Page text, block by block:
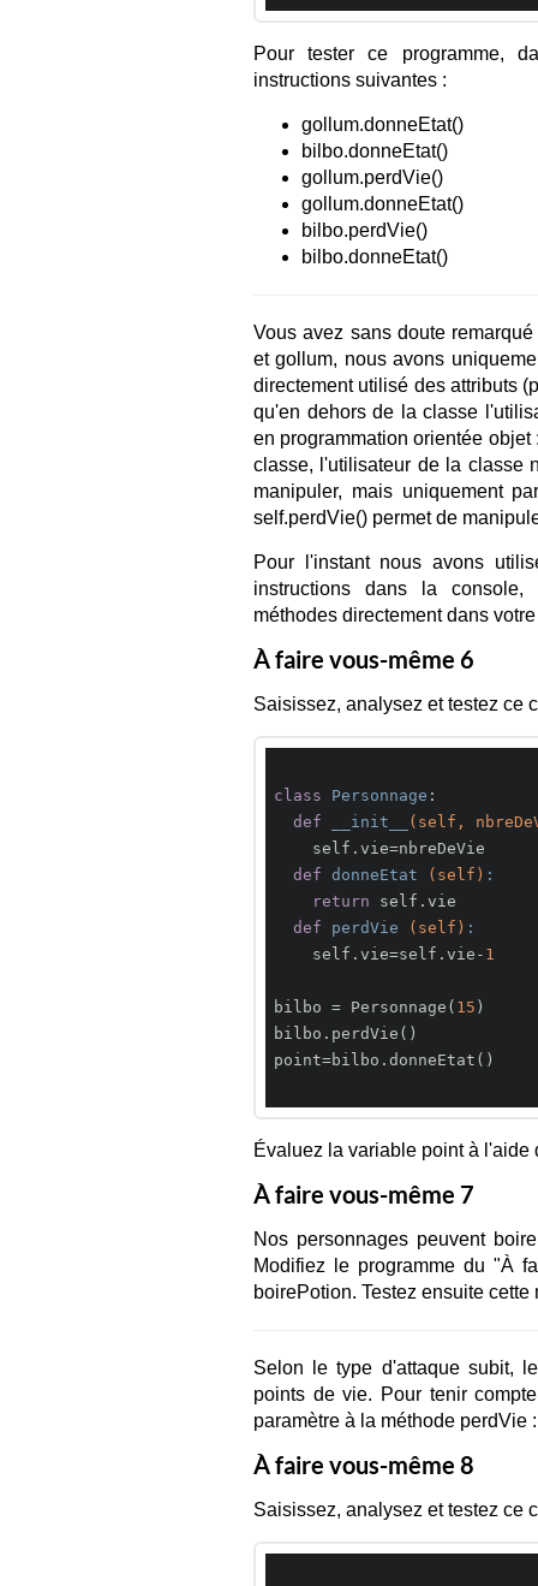
Pour tester ce programme,
instructions suivantes :
gollum.donneEtat()
bilbo.donneEtat()
gollum.perdVie()
gollum.donneEtat()
bilbo.perdVie()
bilbo.donneEtat()
Vous avez sans doute
et gollum, nous avons
directement utilisé des attributs
qu'en dehors de la classe
en programmation orientée
classe, l'utilisateur de la classe
manipuler, mais uniquement
self.perdVie() permet de
Pour l'instant nous avons
instructions dans la
méthodes directement dans
À faire vous-même 6
Saisissez, analysez et testez ce
class Personnage :
def
__init__
(self,
def donneEtat (self) :
return self.vie
def
perdVie (self) :
    self.vie=self.vie-
1
bilbo = Personnage( 15 )
bilbo.perdVie()
point=bilbo.donneEtat()
Évaluez la variable point à l'aide
À faire vous-même 7
Nos personnages peuvent
Modifiez le programme du "À
boirePotion. Testez ensuite
Selon le type d'attaque subit,
points de vie. Pour tenir
paramètre à la méthode perdVie :
À faire vous-même 8
Saisissez, analysez et testez ce